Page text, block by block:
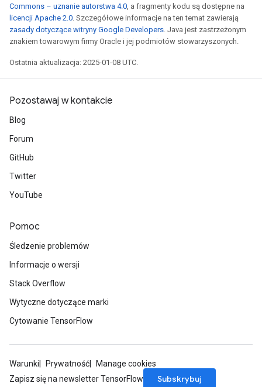
Commons – uznanie autorstwa 4.0, a fragmenty kodu są dostępne na
licencji Apache 2.0. Szczegółowe informacje na ten temat zawierają
zasady dotyczące witryny Google Developers. Java jest zastrzeżonym
znakiem towarowym firmy Oracle i jej podmiotów stowarzyszonych.
Ostatnia aktualizacja: 2025-01-08 UTC.
Pozostawaj w kontakcie
Blog
Forum
GitHub
Twitter
YouTube
Pomoc
Śledzenie problemów
Informacje o wersji
Stack Overflow
Wytyczne dotyczące marki
Cytowanie TensorFlow
Warunki Prywatność
Manage cookies
Zapisz się na newsletter TensorFlow
Subskrybuj